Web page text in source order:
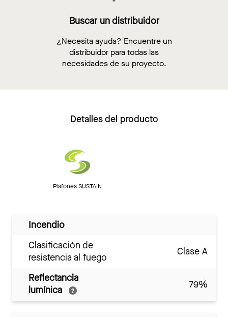
Buscar un distribuidor
¿Necesita ayuda? Encuentre un
distribuidor para todas las
necesidades de su proyecto.
Detalles del producto
Plafones SUSTAIN
Incendio
Clasificación de
resistencia al fuego
Clase A
Reflectancia
lumínica
79%